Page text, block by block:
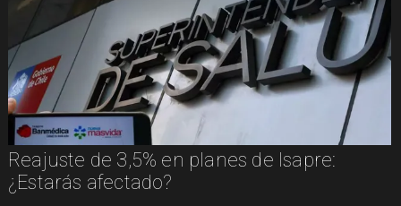
Reajuste de 3,5% en planes de Isapre:
¿Estarás afectado?